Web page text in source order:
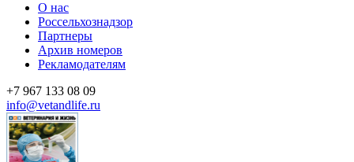
О нас
Россельхознадзор
Партнеры
Архив номеров
Рекламодателям
+7 967 133 08 09
info@vetandlife.ru